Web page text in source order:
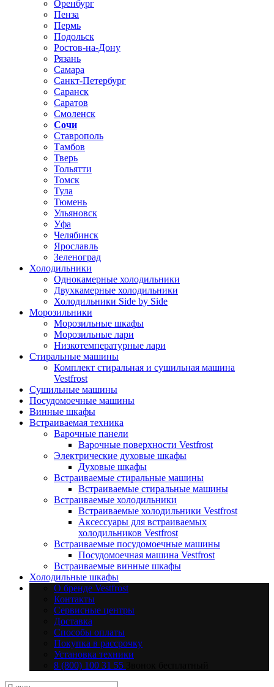
Оренбург
Пенза
Пермь
Подольск
Ростов-на-Дону
Рязань
Самара
Санкт-Петербург
Саранск
Саратов
Смоленск
Сочи
Ставрополь
Тамбов
Тверь
Тольятти
Томск
Тула
Тюмень
Ульяновск
Уфа
Челябинск
Ярославль
Зеленоград
Холодильники
Однокамерные холодильники
Двухкамерные холодильники
Холодильники Side by Side
Морозильники
Морозильные шкафы
Морозильные лари
Низкотемпературные лари
Стиральные машины
Комплект стиральная и сушильная машина
Vestfrost
Сушильные машины
Посудомоечные машины
Винные шкафы
Встраиваемая техника
Варочные панели
Варочные поверхности Vestfrost
Электрические духовые шкафы
Духовые шкафы
Встраиваемые стиральные машины
Встраиваемые стиральные машины
Встраиваемые холодильники
Встраиваемые холодильники Vestfrost
Аксессуары для встраиваемых
холодильников Vestfrost
Встраиваемые посудомоечные машины
Посудомоечная машина Vestfrost
Встраиваемые винные шкафы
Холодильные шкафы
О бренде Vestfrost
Контакты
Сервисные центры
Доставка
Способы оплаты
Покупка в рассрочку
Установка техники
8 (800) 100 31 55